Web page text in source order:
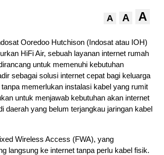
A A A
Ooredoo Hutchison (Indosat atau IOH)
HiFi Air, sebuah layanan internet rumah
untuk memenuhi kebutuhan
sebagai solusi internet cepat bagi keluarga
memerlukan instalasi kabel yang rumit
untuk menjawab kebutuhan akan internet
daerah yang belum terjangkau jaringan kabel
Wireless Access (FWA), yang
langsung ke internet tanpa perlu kabel fisik.